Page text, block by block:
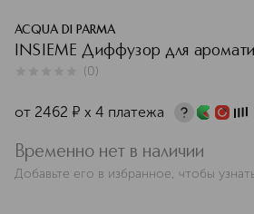
ACQUA DI PARMA
INSIEME Диффузор для
(0)
от 2462 ¤ х 4 платежа
Временно нет в наличии
Добавьте его в избранное, чтобы